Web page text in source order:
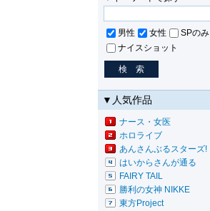
男性 女性
SPのみ
ナイスショット
▼人気作品
ナース・女医
ホロライブ
あんさんぶるスターズ!
はいからさんが通る
FAIRY TAIL
勝利の女神 NIKKE
東方Project